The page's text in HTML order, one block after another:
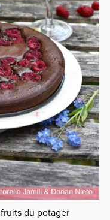
du potager